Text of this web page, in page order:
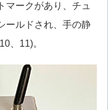
マークがあり、チュ
ールドされ、手の静
、11)。